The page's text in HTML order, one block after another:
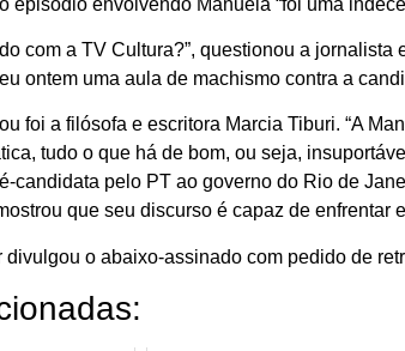
com a TV Cultura?”, questionou a
ontem uma aula de machismo contra a
foi a filósofa e escritora Marcia Tiburi. “A
tudo o que há de bom, ou seja,
candidata pelo PT ao governo do Rio de
que seu discurso é capaz de enfrentar
o abaixo-assinado com pedido de